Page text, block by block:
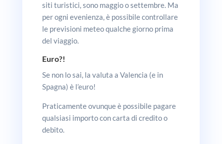
siti turistici, sono maggio o settembre. Ma
per ogni evenienza, è possibile controllare
le previsioni meteo qualche giorno prima
del viaggio.
Euro?!
Se non lo sai, la valuta a Valencia (e in
Spagna) è l’euro!
Praticamente ovunque è possibile pagare
qualsiasi importo con carta di credito o
debito.